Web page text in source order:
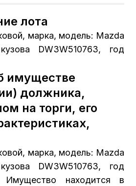
лота
марка, модель: Mazda
DW3W510763, год
имуществе
должника,
на торги, его
марка, модель: Mazda
DW3W510763, год
Имущество находится в